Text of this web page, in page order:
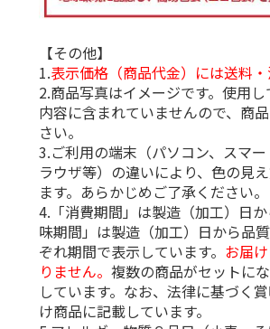
【その他】
1.表示価格（商品代金）には送料・
2.商品写真はイメージです。使用
内容に含まれていませんので、商
さい。
3.ご利用の端末（パソコン、スマ
ラウザ等）の違いにより、色の見
ます。あらかじめご了承ください。
4.「消費期間」は製造（加工）日
味期間」は製造（加工）日から品
ぞれ期間で表示しています。 お届
りません。複数の商品がセットに
しています。なお、法律に基づく
け商品に記載しています。